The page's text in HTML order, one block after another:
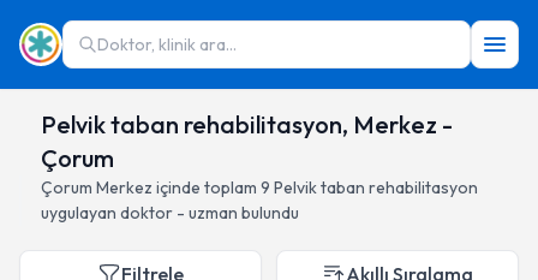
Doktor, klinik ara...
Pelvik taban rehabilitasyon, Merkez -
Çorum
Çorum Merkez içinde toplam 9 Pelvik taban rehabilitasyon
uygulayan doktor - uzman bulundu
Filtrele Akıllı Sıralama